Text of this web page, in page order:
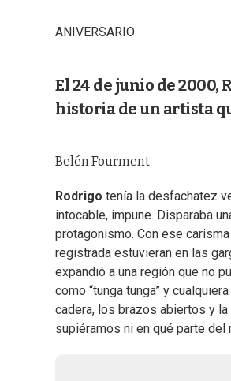
ANIVERSARIO
El 24 de junio de 2000,
historia de un artista
Belén Fourment
Rodrigo tenía la desfachatez
intocable, impune. Disparaba
protagonismo. Con ese
registrada estuvieran en las
expandió a una región que no
como “tunga tunga” y
cadera, los brazos abiertos y
supiéramos ni en qué parte del